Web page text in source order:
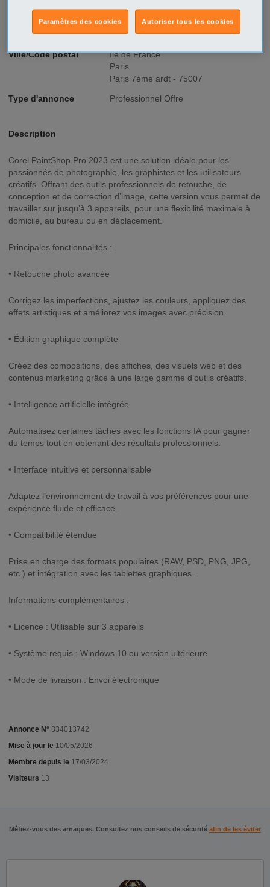
Ville/Code postal
Ile de France
Paris
Paris 7ème ardt - 75007
Type d'annonce Professionnel Offre
Description
Corel PaintShop Pro 2023 est une solution idéale pour les
passionnés de photographie, les graphistes et les utilisateurs
créatifs. Offrant des outils professionnels de retouche, de
conception et de correction d’image, cette version vous permet de
travailler sur jusqu’à 3 appareils, pour une flexibilité maximale à
domicile, au bureau ou en déplacement.
Principales fonctionnalités :
• Retouche photo avancée
Corrigez les imperfections, ajustez les couleurs, appliquez des
effets artistiques et améliorez vos images avec précision.
• Édition graphique complète
Créez des compositions, des affiches, des visuels web et des
contenus marketing grâce à une large gamme d’outils créatifs.
• Intelligence artificielle intégrée
Automatisez certaines tâches avec les fonctions IA pour gagner
du temps tout en obtenant des résultats professionnels.
• Interface intuitive et personnalisable
Adaptez l’environnement de travail à vos préférences pour une
expérience fluide et efficace.
• Compatibilité étendue
Prise en charge des formats populaires (RAW, PSD, PNG, JPG,
etc.) et intégration avec les tablettes graphiques.
Informations complémentaires :
• Licence : Utilisable sur 3 appareils
• Système requis : Windows 10 ou version ultérieure
• Mode de livraison : Envoi électronique
Annonce N° 334013742
Mise à jour le 10/05/2026
Membre depuis le 17/03/2024
Visiteurs 13
Méfiez-vous des arnaques. Consultez nos conseils de sécurité afin de les éviter
Autoriser tous les cookies
Paramètres des cookies